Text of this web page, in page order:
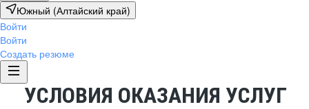
Южный (Алтайский край)
Войти
Войти
Создать резюме
УСЛОВИЯ ОКАЗАНИЯ УСЛУГ